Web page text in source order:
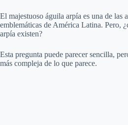
El majestuoso águila arpía es una de las
emblemáticas de América Latina. Pero,
arpía existen?
Esta pregunta puede parecer sencilla,
más compleja de lo que parece.